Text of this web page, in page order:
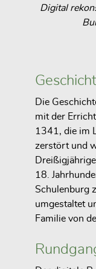
Digital
Die
mit der
1341, die im
zerstört und
18.
Schulenburg
umgestaltet
Familie von